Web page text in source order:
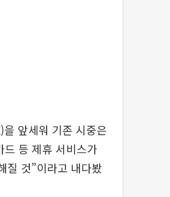
앞세워 기존 시중은
드 등 제휴 서비스가
질 것”이라고 내다봤